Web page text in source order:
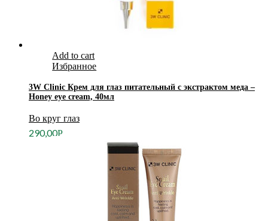
Add to cart
Избранное
3W Clinic Крем для глаз питательный с экстрактом меда –
Honey eye cream, 40мл
Во круг глаз
290,00Р